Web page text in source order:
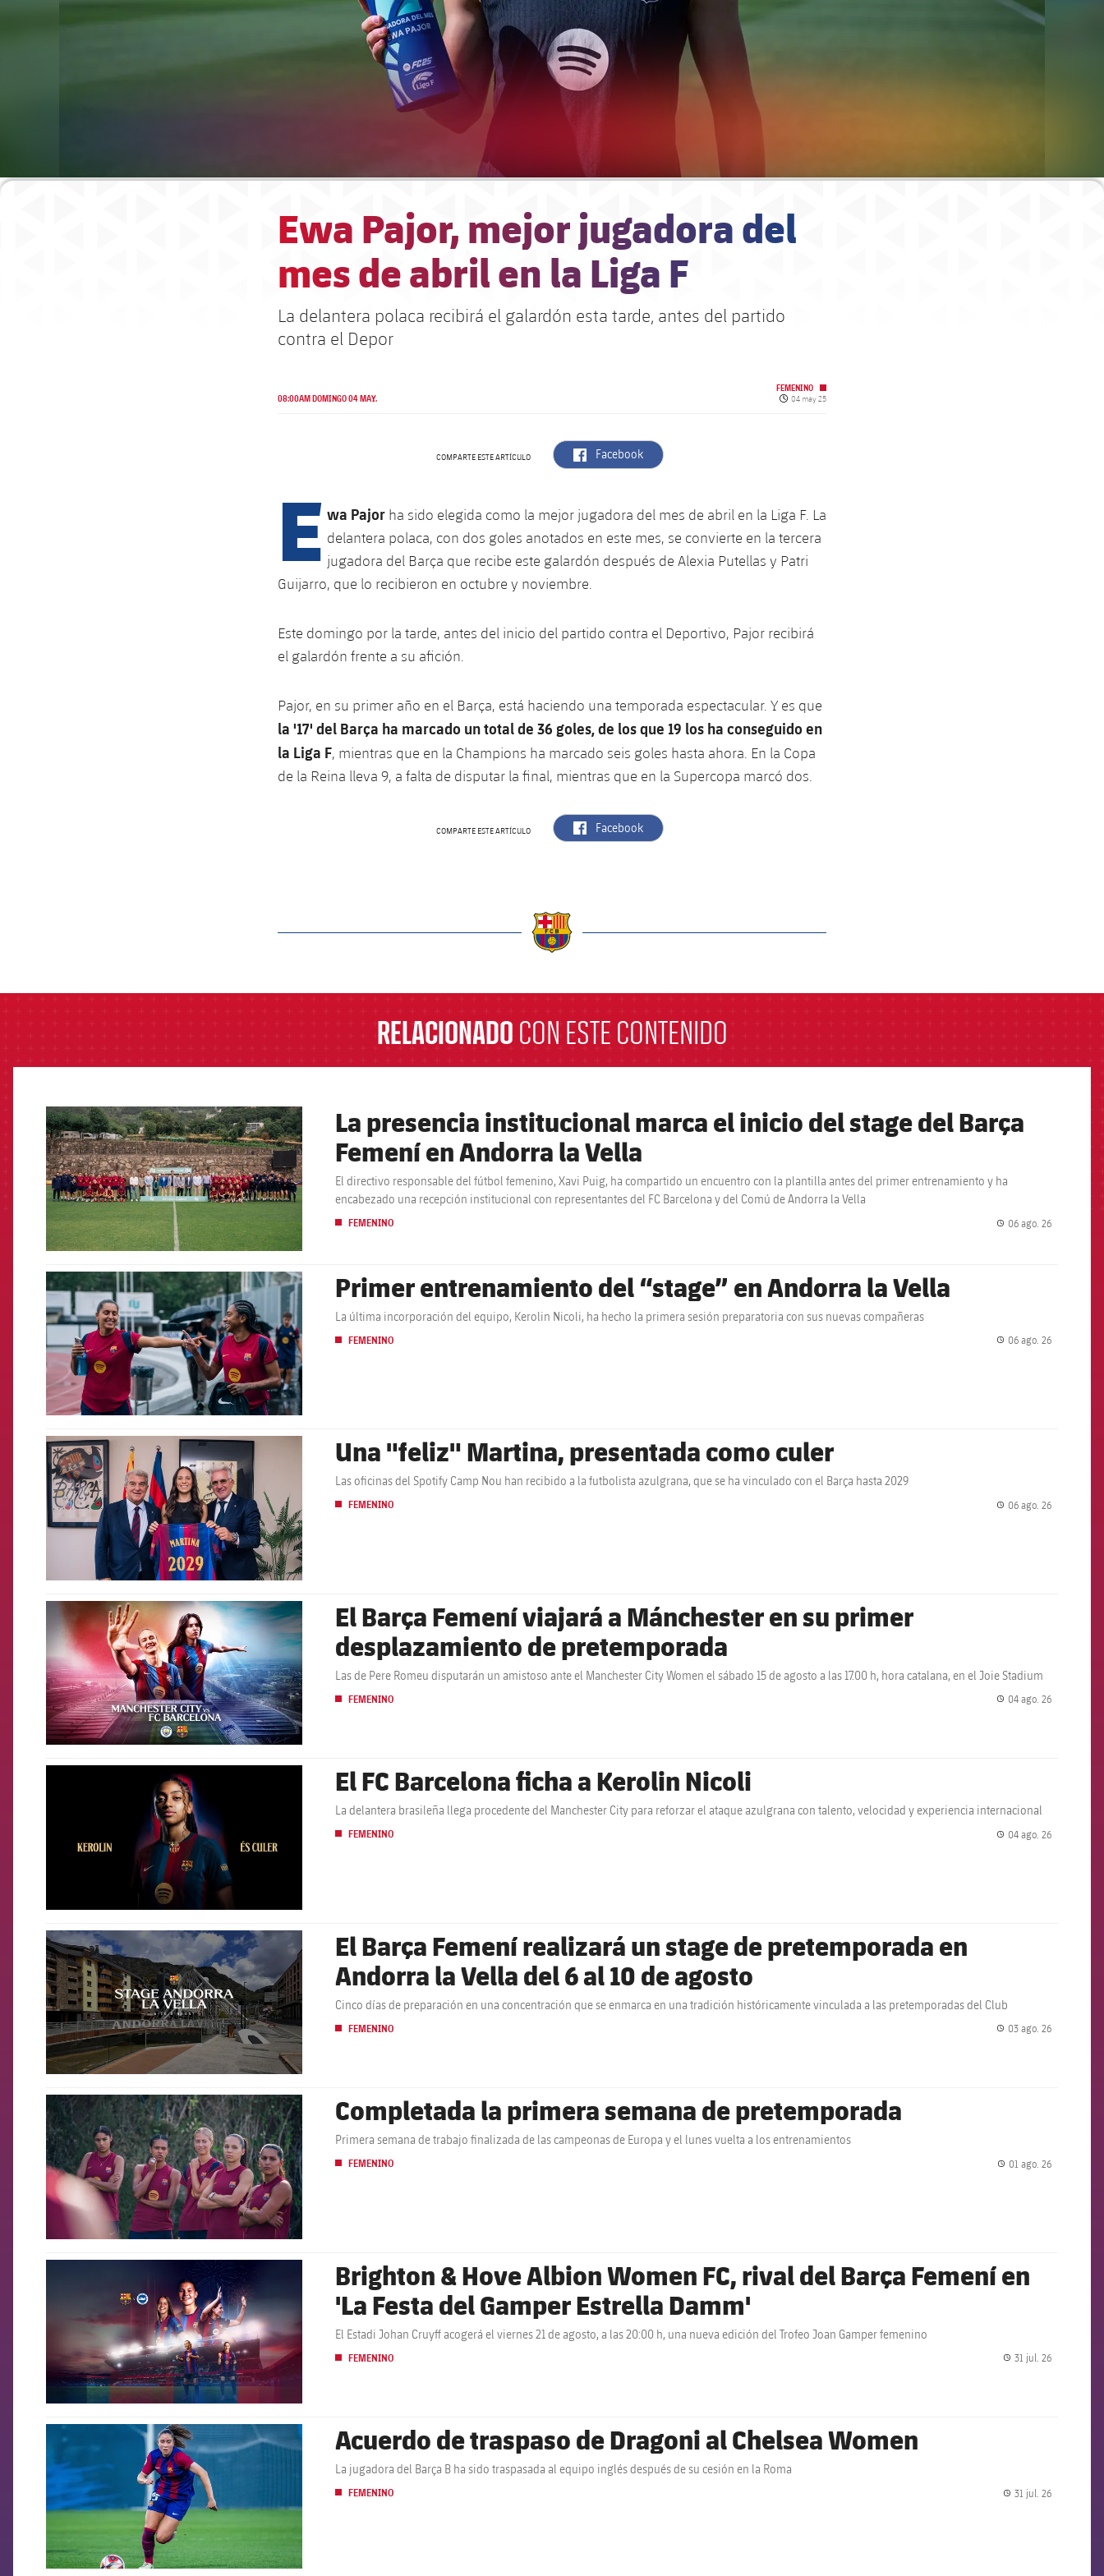
Ewa Pajor, mejor jugadora del
mes de abril en la Liga F
La delantera polaca recibirá el galardón esta tarde, antes del partido
contra el Depor
08:00AM DOMINGO 04 MAY.
FEMENINO
Fecha de publicación
04 may 25
COMPARTE ESTE ARTÍCULO label.aria.facebook
Facebook
E wa Pajor ha sido elegida como la mejor jugadora del mes de abril en la Liga F. La
delantera polaca, con dos goles anotados en este mes, se convierte en la tercera
jugadora del Barça que recibe este galardón después de Alexia Putellas y Patri
Guijarro, que lo recibieron en octubre y noviembre.
Este domingo por la tarde, antes del inicio del partido contra el Deportivo, Pajor recibirá
el galardón frente a su afición.
Pajor, en su primer año en el Barça, está haciendo una temporada espectacular. Y es que
la '17' del Barça ha marcado un total de 36 goles, de los que 19 los ha conseguido en
la Liga F, mientras que en la Champions ha marcado seis goles hasta ahora. En la Copa
de la Reina lleva 9, a falta de disputar la final, mientras que en la Supercopa marcó dos.
COMPARTE ESTE ARTÍCULO label.aria.facebook
Facebook
RELACIONADO CON ESTE CONTENIDO
FCB Barcelona badge
La presencia institucional marca el inicio del stage del Barça
Femení en Andorra la Vella
El directivo responsable del fútbol femenino, Xavi Puig, ha compartido un encuentro con la plantilla antes del primer entrenamiento y ha
encabezado una recepción institucional con representantes del FC Barcelona y del Comú de Andorra la Vella
FEMENINO 06 ago. 26
FCB Barcelona badge Primer entrenamiento del “stage” en Andorra la Vella
La última incorporación del equipo, Kerolin Nicoli, ha hecho la primera sesión preparatoria con sus nuevas compañeras
FEMENINO 06 ago. 26
FCB Barcelona badge Una "feliz" Martina, presentada como culer
Las oficinas del Spotify Camp Nou han recibido a la futbolista azulgrana, que se ha vinculado con el Barça hasta 2029
FEMENINO 06 ago. 26
FCB Barcelona badge
El Barça Femení viajará a Mánchester en su primer
desplazamiento de pretemporada
Las de Pere Romeu disputarán un amistoso ante el Manchester City Women el sábado 15 de agosto a las 17.00 h, hora catalana, en el Joie Stadium
FEMENINO 04 ago. 26
El FC Barcelona ficha a Kerolin Nicoli
La delantera brasileña llega procedente del Manchester City para reforzar el ataque azulgrana con talento, velocidad y experiencia internacional
FEMENINO 04 ago. 26
FCB Barcelona badge
El Barça Femení realizará un stage de pretemporada en
Andorra la Vella del 6 al 10 de agosto
Cinco días de preparación en una concentración que se enmarca en una tradición históricamente vinculada a las pretemporadas del Club
FEMENINO 03 ago. 26
FCB Barcelona badge Completada la primera semana de pretemporada
Primera semana de trabajo finalizada de las campeonas de Europa y el lunes vuelta a los entrenamientos
FEMENINO 01 ago. 26
Brighton & Hove Albion Women FC, rival del Barça Femení en
'La Festa del Gamper Estrella Damm'
El Estadi Johan Cruyff acogerá el viernes 21 de agosto, a las 20:00 h, una nueva edición del Trofeo Joan Gamper femenino
FEMENINO 31 jul. 26
FCB Barcelona badge Acuerdo de traspaso de Dragoni al Chelsea Women
La jugadora del Barça B ha sido traspasada al equipo inglés después de su cesión en la Roma
FEMENINO 31 jul. 26